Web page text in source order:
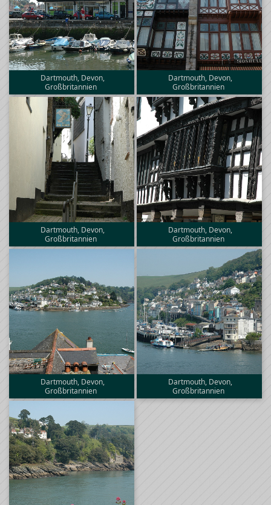
Dartmouth, Devon,
Großbritannien
Dartmouth, Devon,
Großbritannien
Dartmouth, Devon,
Großbritannien
Dartmouth, Devon,
Großbritannien
Dartmouth, Devon,
Großbritannien
Dartmouth, Devon,
Großbritannien